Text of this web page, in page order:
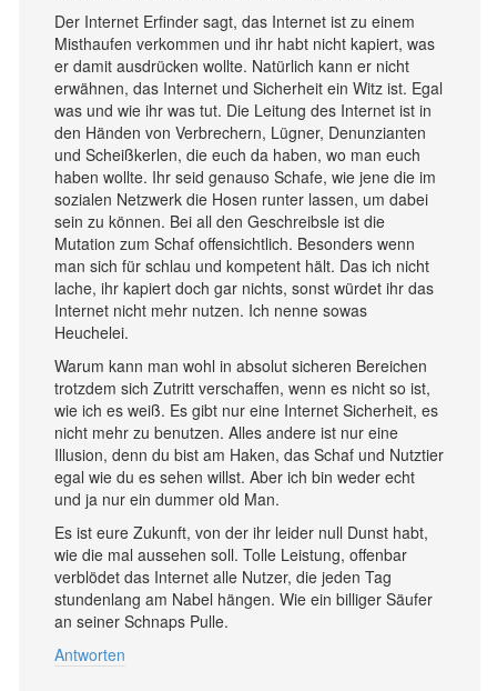
Der Internet Erfinder sagt, das Internet ist zu einem
Misthaufen verkommen und ihr habt nicht kapiert, was
er damit ausdrücken wollte. Natürlich kann er nicht
erwähnen, das Internet und Sicherheit ein Witz ist. Egal
was und wie ihr was tut. Die Leitung des Internet ist in
den Händen von Verbrechern, Lügner, Denunzianten
und Scheißkerlen, die euch da haben, wo man euch
haben wollte. Ihr seid genauso Schafe, wie jene die im
sozialen Netzwerk die Hosen runter lassen, um dabei
sein zu können. Bei all den Geschreibsle ist die
Mutation zum Schaf offensichtlich. Besonders wenn
man sich für schlau und kompetent hält. Das ich nicht
lache, ihr kapiert doch gar nichts, sonst würdet ihr das
Internet nicht mehr nutzen. Ich nenne sowas
Heuchelei.
Warum kann man wohl in absolut sicheren Bereichen
trotzdem sich Zutritt verschaffen, wenn es nicht so ist,
wie ich es weiß. Es gibt nur eine Internet Sicherheit, es
nicht mehr zu benutzen. Alles andere ist nur eine
Illusion, denn du bist am Haken, das Schaf und Nutztier
egal wie du es sehen willst. Aber ich bin weder echt
und ja nur ein dummer old Man.
Es ist eure Zukunft, von der ihr leider null Dunst habt,
wie die mal aussehen soll. Tolle Leistung, offenbar
verblödet das Internet alle Nutzer, die jeden Tag
stundenlang am Nabel hängen. Wie ein billiger Säufer
an seiner Schnaps Pulle.
Antworten